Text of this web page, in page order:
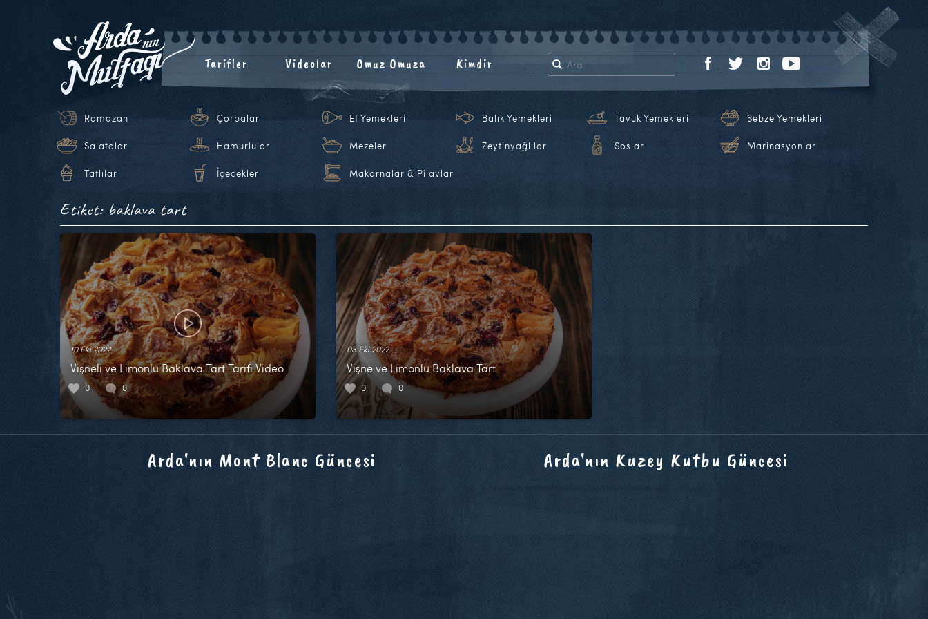
Tarifler Videolar Omuz Omuza Kimdir
Ramazan Çorbalar Et Yemekleri Balık Yemekleri Tavuk Yemekleri Sebze Yemekleri
Salatalar Hamurlular Mezeler Zeytinyağlılar Soslar Marinasyonlar
Tatlılar İçecekler Makarnalar & Pilavlar
Etiket: baklava tart
10 Eki 2022
Vişneli ve Limonlu Baklava Tart Tarifi Video
0 0
08 Eki 2022
Vişne ve Limonlu Baklava Tart
0 0
Arda'nın Mont Blanc Güncesi Arda'nın Kuzey Kutbu Güncesi